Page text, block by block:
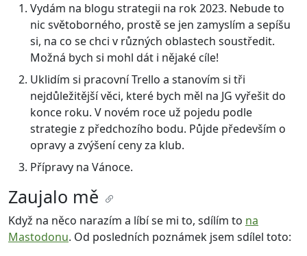
Vydám na blogu strategii na rok 2023. Nebude to
nic světoborného, prostě se jen zamyslím a sepíšu
si, na co se chci v různých oblastech soustředit.
Možná bych si mohl dát i nějaké cíle!
Uklidím si pracovní Trello a stanovím si tři
nejdůležitější věci, které bych měl na JG vyřešit do
konce roku. V novém roce už pojedu podle
strategie z předchozího bodu. Půjde především o
opravy a zvýšení ceny za klub.
Přípravy na Vánoce.
Zaujalo mě
Když na něco narazím a líbí se mi to, sdílím to na
Mastodonu. Od posledních poznámek jsem sdílel toto: